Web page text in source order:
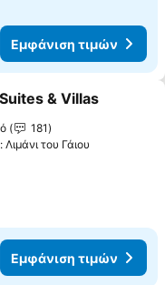
Εμφάνιση τιμών
στα αγαπημένα
& Villas
181
του Γάιου
Εμφάνιση τιμών